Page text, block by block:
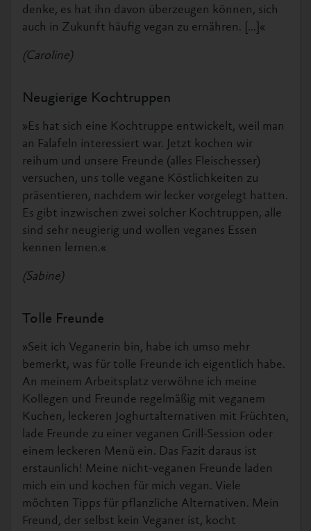
denke, es hat ihn davon überzeugen können, sich
auch in Zukunft häufig vegan zu ernähren. [...]«
(Caroline)
Neugierige Kochtruppen
»Es hat sich eine Kochtruppe entwickelt, weil man
an Falafeln interessiert war. Jetzt kochen wir
reihum und unsere Freunde (alles Fleischesser)
versuchen, uns tolle vegane Köstlichkeiten zu
präsentieren, nachdem wir lecker vorgelegt hatten.
Es gibt inzwischen zwei solcher Kochtruppen, alle
sind sehr neugierig und wollen veganes Essen
kennen lernen.«
(Sabine)
Tolle Freunde
»Seit ich Veganerin bin, habe ich umso mehr
bemerkt, was für tolle Freunde ich eigentlich habe.
An meinem Arbeitsplatz verwöhne ich meine
Kollegen und Freunde regelmäßig mit veganem
Kuchen, leckeren Joghurtalternativen mit Früchten,
lade Freunde zu einer veganen Grill-Session oder
einem leckeren Menü ein. Das Fazit daraus ist
erstaunlich! Meine nicht-veganen Freunde laden
mich ein und kochen für mich vegan. Viele
möchten Tipps für pflanzliche Alternativen. Mein
Freund, der selbst kein Veganer ist, kocht